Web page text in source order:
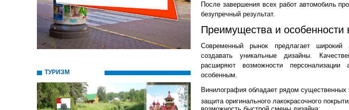
ТУРИЗМ
После завершения всех работ автомобиль
безупречный результат.
Преимущества и особенности
Современный рынок предлагает широкий
создавать уникальные дизайны.
расширяют возможности
особенным.
Винилография обладает рядом
защита оригинального лакокрасочного